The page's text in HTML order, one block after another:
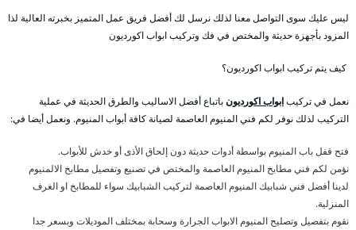
ليس عليك سوى التواصل معنا لذلك نرسل لك أفضل فريق عمل المتميز بخبرته العالية لذا
المزود بأجهزة حديثة والمختص في فك وتركيب ابواب اكورديون
كيف يتم تركيب ابواب اكورديون؟
نعمل في تركيبابواب اكورديونباتباع أفضل الاساليب والطرق الحديثة في عملية
التركيب لذلك نوفر لكم فني المنيوم العاصمة لصيانة كافة أبواب المنيوم. ونعمل أيضا في:
فتح قفل باب المنيوم بواسطة أدوات حديثة دون إلحاق الأذى أو خدش للأبواب.
نؤمن لكم فني مطابخ المنيوم العاصمة والمختص في تصنيع وتفصيل مطابخ الالمنيوم
لدينا أفضل فني شبابيك المنيوم العاصمة لتركيب الشبابيك سواء للمطابخ او الغرف
المنزلية.
نقوم بتفصيل وتصليح المنيوم الابواب الجرارة وسحابة بمختلف الموديلات وبسعر جدا